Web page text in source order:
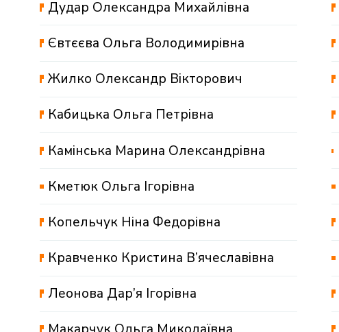
Дудар Олександра Михайлівна
Євтєєва Ольга Володимирівна
Жилко Олександр Вікторович
Кабицька Ольга Петрівна
Камінська Марина Олександрівна
Кметюк Ольга Ігорівна
Копельчук Ніна Федорівна
Кравченко Кристина В’ячеславівна
Леонова Дар’я Ігорівна